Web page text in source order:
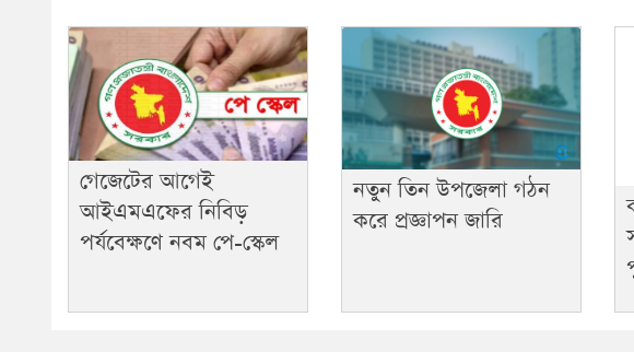
গেজেটের আগেই
আইএমএফের নিবিড়
পর্যবেক্ষণে নবম পে-স্কেল
নতুন তিন উপজেলা গঠন
করে প্রজ্ঞাপন জারি